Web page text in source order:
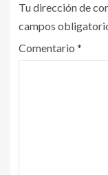
Tu dirección de
campos
Comentario *